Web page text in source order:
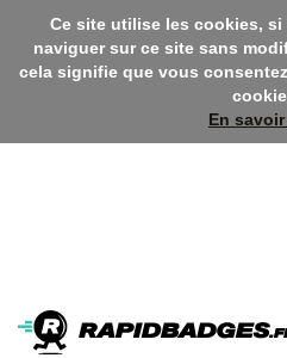
! En ce moment,
Ce site utilise les cookies,
naviguer sur ce site sans
cela signifie que vous
En